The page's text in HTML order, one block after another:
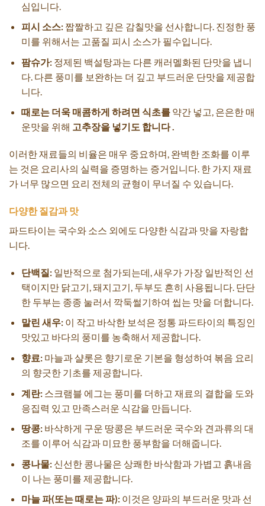
심입니다.
피시 소스:짭짤하고 깊은 감칠맛을 선사합니다. 진정한 풍
미를 위해서는 고품질 피시 소스가 필수입니다.
팜슈가:정제된 백설탕과는 다른 캐러멜화된 단맛을 냅니
다. 다른 풍미를 보완하는 더 깊고 부드러운 단맛을 제공합
니다.
때로는 더욱 매콤하게 하려면 식초를약간 넣고, 은은한 매
운맛을 위해 고추장을 넣기도 합니다 .
이러한 재료들의 비율은 매우 중요하며, 완벽한 조화를 이루
는 것은 요리사의 실력을 증명하는 증거입니다. 한 가지 재료
가 너무 많으면 요리 전체의 균형이 무너질 수 있습니다.
다양한 질감과 맛
파드타이는 국수와 소스 외에도 다양한 식감과 맛을 자랑합
니다.
단백질:일반적으로 첨가되는데, 새우가 가장 일반적인 선
택이지만 닭고기, 돼지고기, 두부도 흔히 사용됩니다. 단단
한 두부는 종종 눌러서 깍둑썰기하여 씹는 맛을 더합니다.
말린 새우:이 작고 바삭한 보석은 정통 파드타이의 특징인
맛있고 바다의 풍미를 농축해서 제공합니다.
향료:마늘과 샬롯은 향기로운 기본을 형성하여 볶음 요리
의 향긋한 기초를 제공합니다.
계란:스크램블 에그는 풍미를 더하고 재료의 결합을 도와
응집력 있고 만족스러운 식감을 만듭니다.
땅콩:바삭하게 구운 땅콩은 부드러운 국수와 견과류의 대
조를 이루어 식감과 미묘한 풍부함을 더해줍니다.
콩나물:신선한 콩나물은 상쾌한 바삭함과 가볍고 흙내음
이 나는 풍미를 제공합니다.
마늘 파(또는 때로는 파):이것은 양파의 부드러운 맛과 선